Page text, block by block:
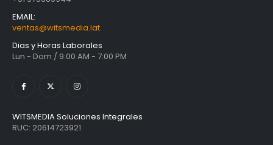
EMAIL:
ventas@witsmedia.lat
Dias y Horas Laborales
Lun - Dom / 9:00 AM - 7:00 PM
WITSMEDIA Soluciones Integrales
RUC: 20614723921